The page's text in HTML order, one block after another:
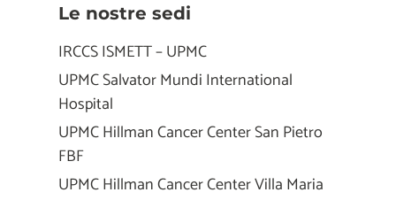
Le nostre sedi
IRCCS ISMETT – UPMC
UPMC Salvator Mundi International
Hospital
UPMC Hillman Cancer Center San Pietro
FBF
UPMC Hillman Cancer Center Villa Maria